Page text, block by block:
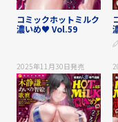
コミックホットミルク
濃いめ♥ Vol.59
2025年11月30日発売